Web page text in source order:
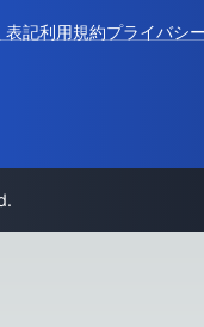
表記利用規約プライバシ